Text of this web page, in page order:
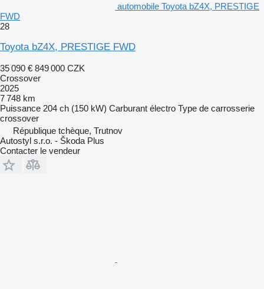
automobile Toyota bZ4X, PRESTIGE
FWD
28
Toyota bZ4X, PRESTIGE FWD
35 090 € 849 000 CZK
Crossover
2025
7 748 km
Puissance 204 ch (150 kW) Carburant électro Type de carrosserie
crossover
République tchèque, Trutnov
Autostyl s.r.o. - Škoda Plus
Contacter le vendeur